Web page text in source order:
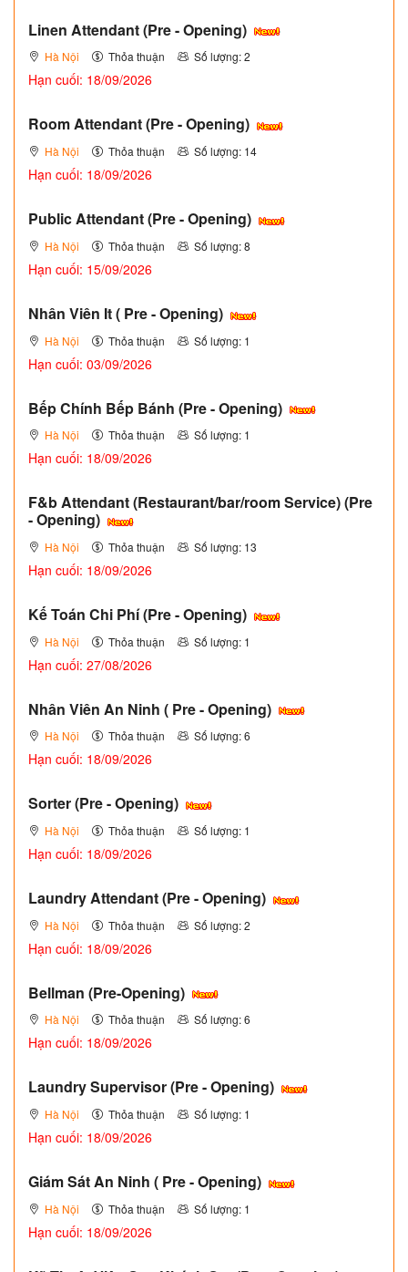
Linen Attendant (Pre - Opening)
Hà Nội Thỏa thuận Số lượng: 2
Hạn cuối: 18/09/2026
Room Attendant (Pre - Opening)
Hà Nội Thỏa thuận Số lượng: 14
Hạn cuối: 18/09/2026
Public Attendant (Pre - Opening)
Hà Nội Thỏa thuận Số lượng: 8
Hạn cuối: 15/09/2026
Nhân Viên It ( Pre - Opening)
Hà Nội Thỏa thuận Số lượng: 1
Hạn cuối: 03/09/2026
Bếp Chính Bếp Bánh (Pre - Opening)
Hà Nội Thỏa thuận Số lượng: 1
Hạn cuối: 18/09/2026
F&b Attendant (Restaurant/bar/room Service) (Pre
- Opening)
Hà Nội Thỏa thuận Số lượng: 13
Hạn cuối: 18/09/2026
Kế Toán Chi Phí (Pre - Opening)
Hà Nội Thỏa thuận Số lượng: 1
Hạn cuối: 27/08/2026
Nhân Viên An Ninh ( Pre - Opening)
Hà Nội Thỏa thuận Số lượng: 6
Hạn cuối: 18/09/2026
Sorter (Pre - Opening)
Hà Nội Thỏa thuận Số lượng: 1
Hạn cuối: 18/09/2026
Laundry Attendant (Pre - Opening)
Hà Nội Thỏa thuận Số lượng: 2
Hạn cuối: 18/09/2026
Bellman (Pre-Opening)
Hà Nội Thỏa thuận Số lượng: 6
Hạn cuối: 18/09/2026
Laundry Supervisor (Pre - Opening)
Hà Nội Thỏa thuận Số lượng: 1
Hạn cuối: 18/09/2026
Giám Sát An Ninh ( Pre - Opening)
Hà Nội Thỏa thuận Số lượng: 1
Hạn cuối: 18/09/2026